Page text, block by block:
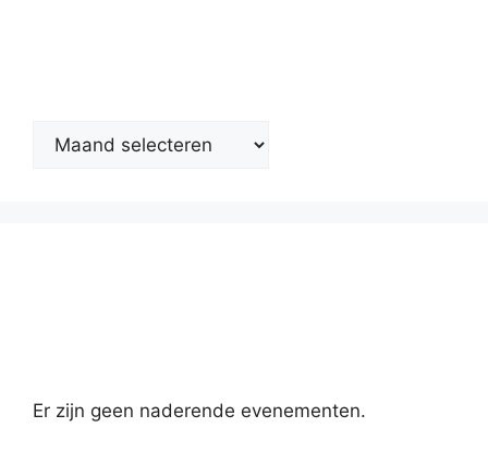
Er zijn geen naderende evenementen.